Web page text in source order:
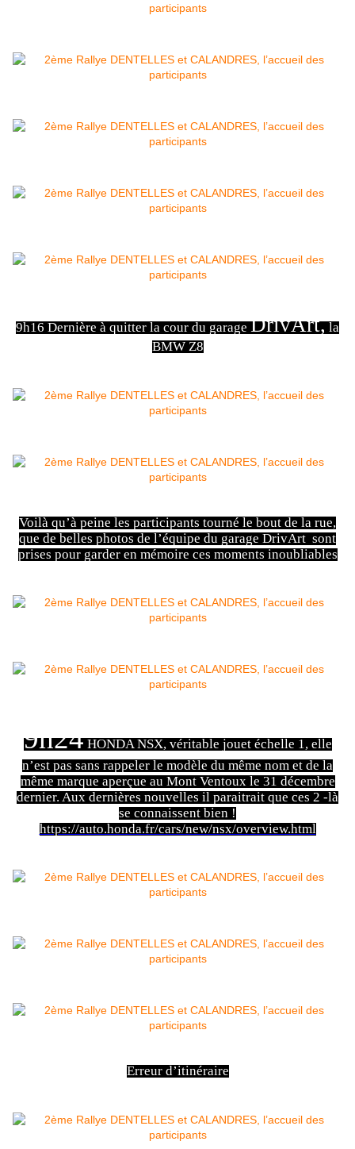
9h16 Dernière à quitter la cour du garage DrivArt, la
BMW Z8
Voilà qu’à peine les participants tourné le bout de la rue,
que de belles photos de l’équipe du garage DrivArt sont
prises pour garder en mémoire ces moments inoubliables
9h24 HONDA NSX, véritable jouet échelle 1, elle
n’est pas sans rappeler le modèle du même nom et de la
même marque aperçue au Mont Ventoux le 31 décembre
dernier. Aux dernières nouvelles il paraitrait que ces 2 -là
se connaissent bien !
https://auto.honda.fr/cars/new/nsx/overview.html
Erreur d’itinéraire